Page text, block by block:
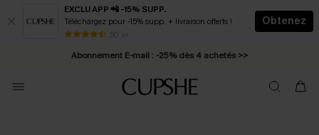
EXCLU APP 📲 -15% SUPP.
Téléchargez pour -15% supp. + livraison offerts !
50 k+
Obtenez
* Livraison éclair 2-3 jours ouvrés >>
Abonnement E-mail : -25% dès 4 achetés >>